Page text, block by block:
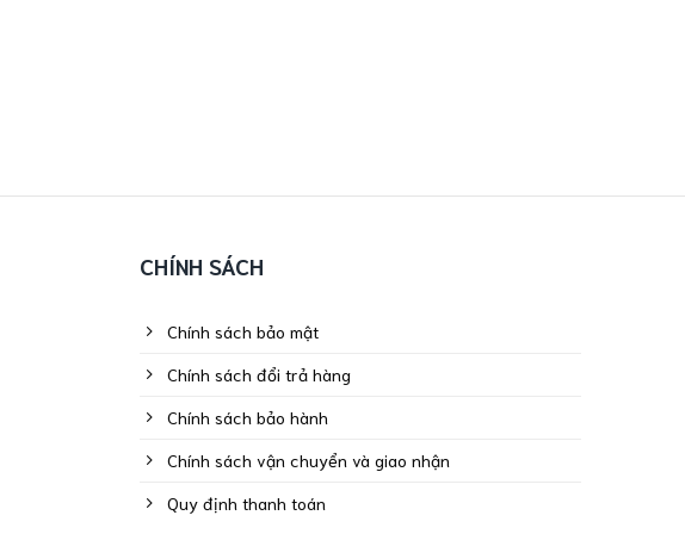
CHÍNH SÁCH
Chính sách bảo mật
Chính sách đổi trả hàng
Chính sách bảo hành
Chính sách vận chuyển và giao nhận
Quy định thanh toán